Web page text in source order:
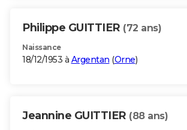
Philippe GUITTIER (72 ans)
Naissance
18/12/1953 à Argentan (Orne)
Jeannine GUITTIER (88 ans)